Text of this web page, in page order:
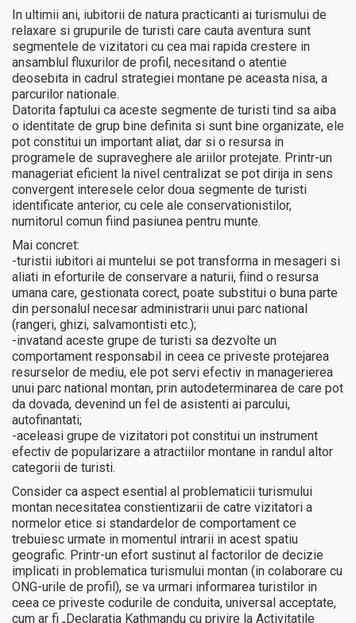
In ultimii ani, iubitorii de natura practicanti ai turismului de
relaxare si grupurile de turisti care cauta aventura sunt
segmentele de vizitatori cu cea mai rapida crestere in
ansamblul fluxurilor de profil, necesitand o atentie
deosebita in cadrul strategiei montane pe aceasta nisa, a
parcurilor nationale.
Datorita faptului ca aceste segmente de turisti tind sa aiba
o identitate de grup bine definita si sunt bine organizate, ele
pot constitui un important aliat, dar si o resursa in
programele de supraveghere ale ariilor protejate. Printr-un
manageriat eficient la nivel centralizat se pot dirija in sens
convergent interesele celor doua segmente de turisti
identificate anterior, cu cele ale conservationistilor,
numitorul comun fiind pasiunea pentru munte.
Mai concret:
-turistii iubitori ai muntelui se pot transforma in mesageri si
aliati in eforturile de conservare a naturii, fiind o resursa
umana care, gestionata corect, poate substitui o buna parte
din personalul necesar administrarii unui parc national
(rangeri, ghizi, salvamontisti etc.);
-invatand aceste grupe de turisti sa dezvolte un
comportament responsabil in ceea ce priveste protejarea
resurselor de mediu, ele pot servi efectiv in managerierea
unui parc national montan, prin autodeterminarea de care pot
da dovada, devenind un fel de asistenti ai parcului,
autofinantati;
-aceleasi grupe de vizitatori pot constitui un instrument
efectiv de popularizare a atractiilor montane in randul altor
categorii de turisti.
Consider ca aspect esential al problematicii turismului
montan necesitatea constientizarii de catre vizitatori a
normelor etice si standardelor de comportament ce
trebuiesc urmate in momentul intrarii in acest spatiu
geografic. Printr-un efort sustinut al factorilor de decizie
implicati in problematica turismului montan (in colaborare cu
ONG-urile de profil), se va urmari informarea turistilor in
ceea ce priveste codurile de conduita, universal acceptate,
cum ar fi „Declaratia Kathmandu cu privire la Activitatile